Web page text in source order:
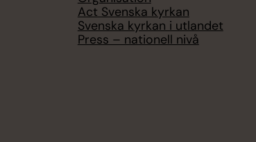
Act Svenska kyrkan
Svenska kyrkan i utlandet
Press – nationell nivå